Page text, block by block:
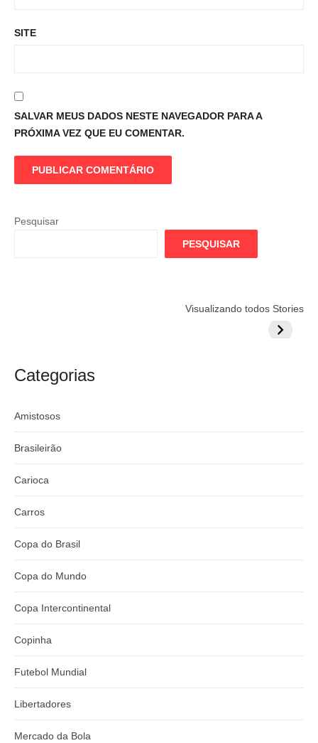
SITE
SALVAR MEUS DADOS NESTE NAVEGADOR PARA A
PRÓXIMA VEZ QUE EU COMENTAR.
Pesquisar
PESQUISAR
Visualizando todos Stories
argentino
Globo quer
Lesão
do
Categorias
Amistosos
Brasileirão
Carioca
Carros
Copa do Brasil
Copa do Mundo
Copa Intercontinental
Copinha
Futebol Mundial
Libertadores
Mercado da Bola